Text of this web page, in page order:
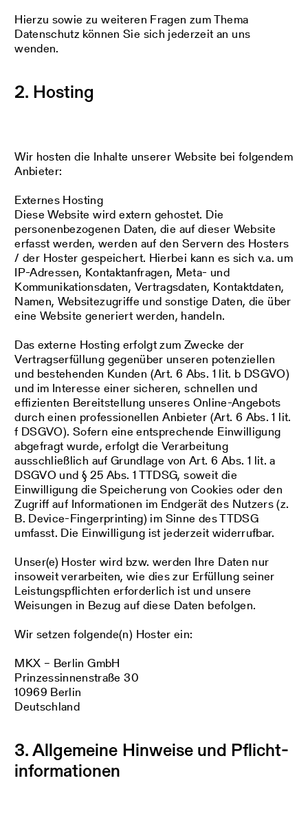
Hierzu sowie zu weiteren Fragen zum Thema
Datenschutz können Sie sich jederzeit an uns
wenden.
2. Hosting
Wir hosten die Inhalte unserer Website bei folgendem
Anbieter:
Externes Hosting
Diese Website wird extern gehostet. Die
personenbezogenen Daten, die auf dieser Website
erfasst werden, werden auf den Servern des Hosters
/ der Hoster gespeichert. Hierbei kann es sich v.a. um
IP-Adressen, Kontaktanfragen, Meta- und
Kommunikationsdaten, Vertragsdaten, Kontaktdaten,
Namen, Websitezugriffe und sonstige Daten, die über
eine Website generiert werden, handeln.
Das externe Hosting erfolgt zum Zwecke der
Vertragserfüllung gegenüber unseren potenziellen
und bestehenden Kunden (Art. 6 Abs. 1 lit. b DSGVO)
und im Interesse einer sicheren, schnellen und
effizienten Bereitstellung unseres Online-Angebots
durch einen professionellen Anbieter (Art. 6 Abs. 1 lit.
f DSGVO). Sofern eine entsprechende Einwilligung
abgefragt wurde, erfolgt die Verarbeitung
ausschließlich auf Grundlage von Art. 6 Abs. 1 lit. a
DSGVO und § 25 Abs. 1 TTDSG, soweit die
Einwilligung die Speicherung von Cookies oder den
Zugriff auf Informationen im Endgerät des Nutzers (z.
B. Device-Fingerprinting) im Sinne des TTDSG
umfasst. Die Einwilligung ist jederzeit widerrufbar.
Unser(e) Hoster wird bzw. werden Ihre Daten nur
insoweit verarbeiten, wie dies zur Erfüllung seiner
Leistungspflichten erforderlich ist und unsere
Weisungen in Bezug auf diese Daten befolgen.
Wir setzen folgende(n) Hoster ein:
MKX – Berlin GmbH
Prinzessinnenstraße 30
10969 Berlin
Deutschland
3. Allgemeine Hinweise und Pflicht­
informationen